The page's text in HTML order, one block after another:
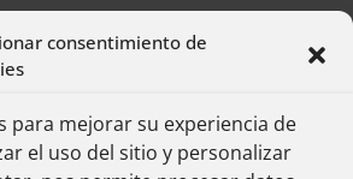
consentimiento de
para mejorar su experiencia de
el uso del sitio y personalizar
discapacidad
y responderemos